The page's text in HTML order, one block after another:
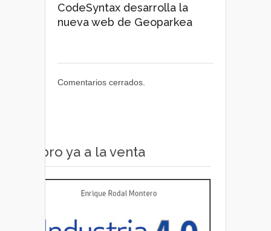
CodeSyntax desarrolla la
nueva web de Geoparkea
Comentarios cerrados.
Libro ya a la venta